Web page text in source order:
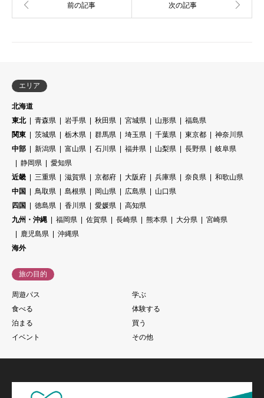
エリア
北海道
東北
青森県 岩手県 秋田県 宮城県 山形県
福島県
関東
茨城県 栃木県 群馬県 埼玉県 千葉県 東京都
神奈川県
中部
新潟県 富山県 石川県 福井県 山梨県 長野県
岐阜県
静岡県
愛知県
近畿
三重県 滋賀県 京都府 大阪府 兵庫県 奈良県
和歌山県
中国
鳥取県 島根県 岡山県 広島県
山口県
四国
徳島県 香川県 愛媛県
高知県
九州・沖縄
福岡県 佐賀県 長崎県 熊本県 大分県
宮崎県
鹿児島県
沖縄県
海外
旅の目的
周遊パス
学ぶ
食べる
体験する
泊まる
買う
イベント
その他